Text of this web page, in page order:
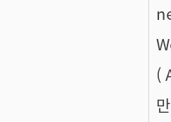
(